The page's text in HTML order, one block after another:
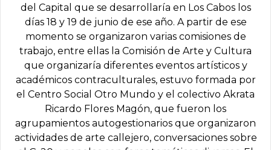
del Capital que se desarrollaría en Los Cabos los
días 18 y 19 de junio de ese año. A partir de ese
momento se organizaron varias comisiones de
trabajo, entre ellas la Comisión de Arte y Cultura
que organizaría diferentes eventos artísticos y
académicos contraculturales, estuvo formada por
el Centro Social Otro Mundo y el colectivo Akrata
Ricardo Flores Magón, que fueron los
agrupamientos autogestionarios que organizaron
actividades de arte callejero, conversaciones sobre